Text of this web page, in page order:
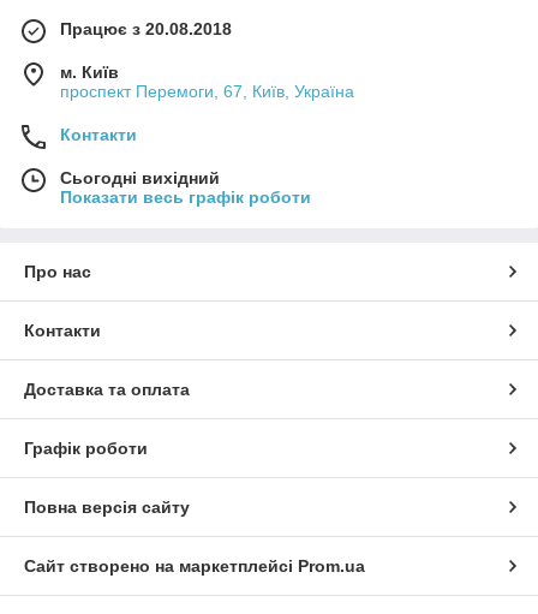
Працює з 20.08.2018
м. Київ
проспект Перемоги, 67, Київ, Україна
Контакти
Сьогодні вихідний
Показати весь графік роботи
Про нас
Контакти
Доставка та оплата
Графік роботи
Повна версія сайту
Сайт створено на маркетплейсі Prom.ua